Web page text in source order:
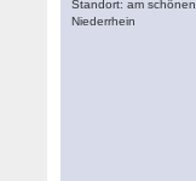
Standort: am schönen
Niederrhein